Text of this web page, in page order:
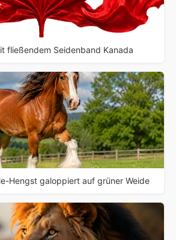
fließendem Seidenband Kanada
Hengst galoppiert auf grüner Weide